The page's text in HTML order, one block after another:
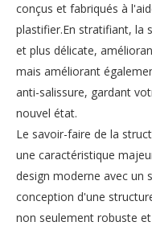
conçus et fabriqués à
plastifier.En stratifiant, la
et plus délicate,
mais améliorant
anti-salissure, gardant
nouvel état.
Le savoir-faire de la
une caractéristique
design moderne avec un
conception d'une
non seulement robuste